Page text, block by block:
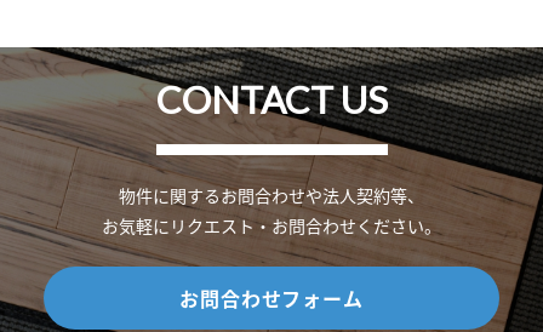
CONTACT US
物件に関するお問合わせや法人契約等、
お気軽にリクエスト・お問合わせください。
お問合わせフォーム